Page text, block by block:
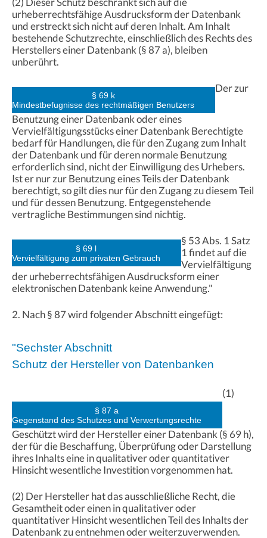
urheberrechtsfähige Ausdrucksform der Datenbank
und erstreckt sich nicht auf deren Inhalt. Am Inhalt
bestehende Schutzrechte, einschließlich des Rechts des
Herstellers einer Datenbank (§ 87 a), bleiben
unberührt.
§ 69 k
Mindestbefugnisse des rechtmäßigen Benutzers
Der zur
Benutzung einer Datenbank oder eines
Vervielfältigungsstücks einer Datenbank Berechtigte
bedarf für Handlungen, die für den Zugang zum Inhalt
der Datenbank und für deren normale Benutzung
erforderlich sind, nicht der Einwilligung des Urhebers.
Ist er nur zur Benutzung eines Teils der Datenbank
berechtigt, so gilt dies nur für den Zugang zu diesem Teil
und für dessen Benutzung. Entgegenstehende
vertragliche Bestimmungen sind nichtig.
§ 69 l
Vervielfältigung zum privaten Gebrauch
§ 53 Abs. 1 Satz
1 findet auf die
Vervielfältigung
der urheberrechtsfähigen Ausdrucksform einer
elektronischen Datenbank keine Anwendung."
2. Nach § 87 wird folgender Abschnitt eingefügt:
"Sechster Abschnitt
Schutz der Hersteller von Datenbanken
§ 87 a
Gegenstand des Schutzes und Verwertungsrechte
(1)
Geschützt wird der Hersteller einer Datenbank (§ 69 h),
der für die Beschaffung, Überprüfung oder Darstellung
ihres Inhalts eine in qualitativer oder quantitativer
Hinsicht wesentliche Investition vorgenommen hat.
(2) Der Hersteller hat das ausschließliche Recht, die
Gesamtheit oder einen in qualitativer oder
quantitativer Hinsicht wesentlichen Teil des Inhalts der
Datenbank zu entnehmen oder weiterzuverwenden.